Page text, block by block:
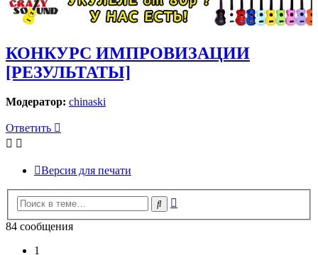
КОНКУРС ИМПРОВИЗАЦИИ
[РЕЗУЛЬТАТЫ]
Модератор: chinaski
Ответить
Версия для печати
Поиск
84 сообщения
1